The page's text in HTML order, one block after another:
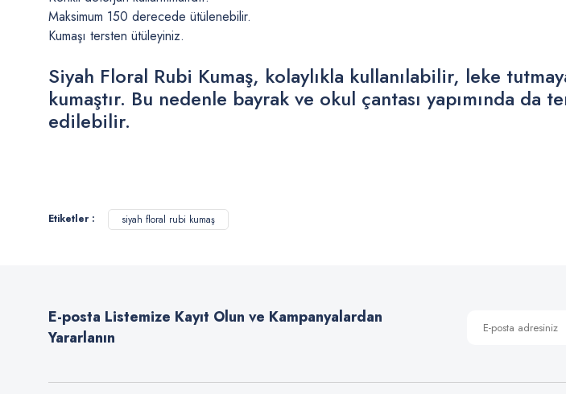
Maksimum 150 derecede ütülenebilir.
Kumaşı tersten ütüleyiniz.
Siyah Floral Rubi Kumaş, kolaylıkla kullanılabilir, leke
kumaştır. Bu nedenle bayrak ve okul çantası yapımında
edilebilir.
Ürün resmi kalitesiz, bozuk veya görüntülenemiyor.
Ürün fiyatı diğer sitelerden daha pahalı.
Bu ürüne benzer farklı alternatifler olmalı.
Etiketler : siyah floral rubi kumaş
E-posta Listemize Kayıt Olun ve Kampanyalardan
Yararlanın